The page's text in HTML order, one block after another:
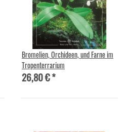
Bromelien, Orchideen, und Farne im
Tropenterrarium
26,80 €*